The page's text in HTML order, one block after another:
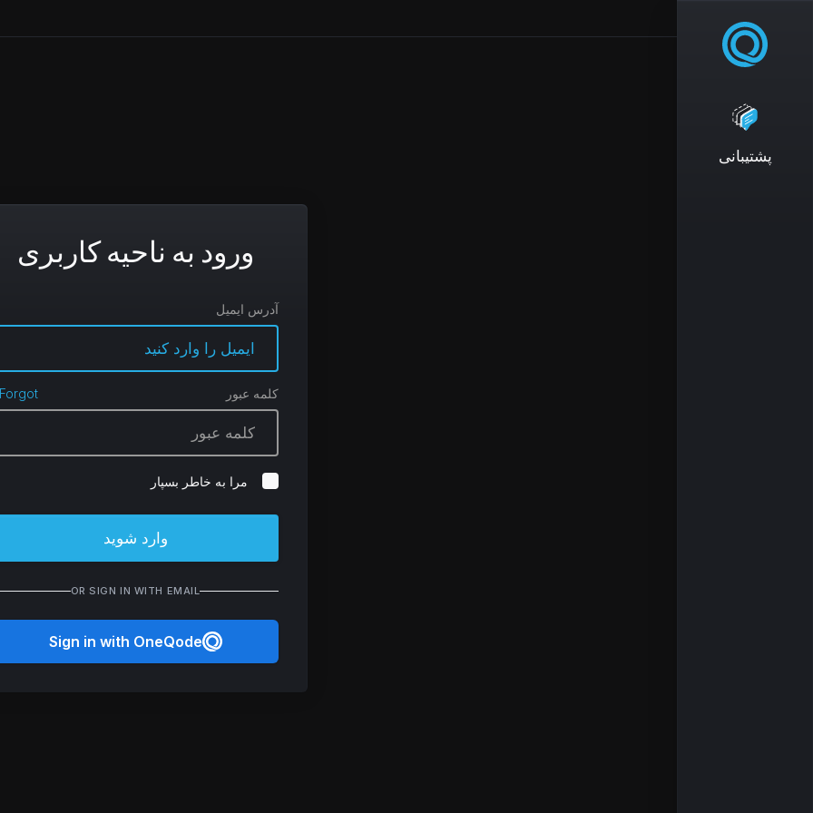
پشتیبانی
ورود به ناحیه کاربری
آدرس ایمیل
کلمه عبور Forgot?
مرا به خاطر بسپار
وارد شوید
OR SIGN IN WITH EMAIL
Sign in with OneQode